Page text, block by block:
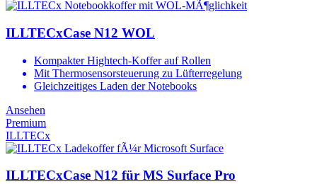
ILLTECxCase N12 WOL
Kompakter Hightech-Koffer auf Rollen
Mit Thermosensorsteuerung zu Lüfterregelung
Gleichzeitiges Laden der Notebooks
Ansehen
Premium
ILLTECx
ILLTECxCase N12 für MS Surface Pro